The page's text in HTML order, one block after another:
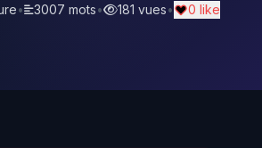
• 3007 mots• 181 vues• 0 like